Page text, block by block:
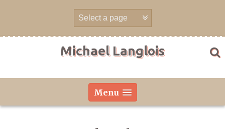
Michael Langlois
Menu